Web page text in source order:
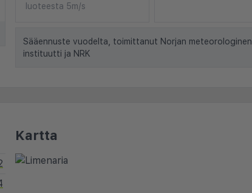
luoteesta 5m/s
Sääennuste vuodelta, toimittanut Norjan meteorologinen
instituutti ja NRK
Kartta